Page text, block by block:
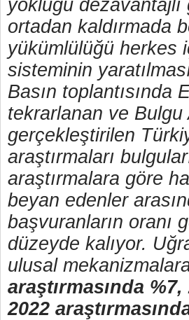
yokluğu dezavantajlı
ortadan kaldırmada
yükümlülüğü herkes
sisteminin
Basın toplantısında
tekrarlanan ve Bulgu
gerçekleştirilen
araştırmaları
araştırmalara göre
beyan edenler
başvuranların oranı
düzeyde kalıyor.
ulusal
araştırmasında
2022